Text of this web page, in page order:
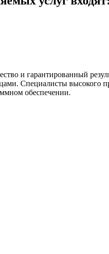
и гарантированный
Специалисты высокого
обеспечении.